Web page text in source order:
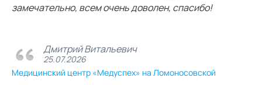
замечательно, всем очень доволен, спасибо!
Дмитрий Витальевич
25.07.2026
Медицинский центр «Медуспех» на Ломоносовской